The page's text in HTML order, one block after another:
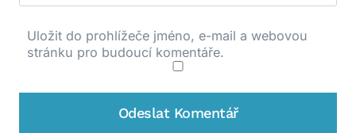
Uložit do prohlížeče jméno, e-mail a webovou
stránku pro budoucí komentáře.